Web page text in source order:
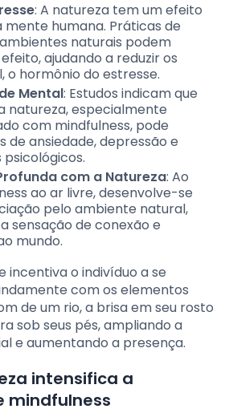
: A natureza tem um efeito
mente humana. Práticas de
naturais podem
ajudando a reduzir os
o hormônio do estresse.
Mental: Estudos indicam que
natureza, especialmente
com mindfulness, pode
de ansiedade, depressão e
com a Natureza: Ao
ao ar livre, desenvolve-se
pelo ambiente natural,
sensação de conexão e
mundo.
incentiva o indivíduo a se
com os elementos
de um rio, a brisa em seu rosto
sob seus pés, ampliando a
e aumentando a presença.
intensifica a
mindfulness